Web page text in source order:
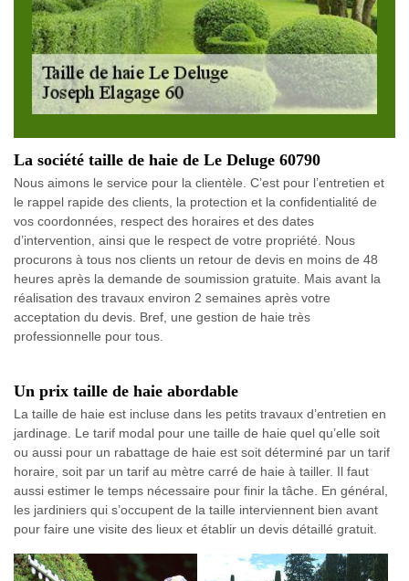
La société taille de haie de Le Deluge 60790
Nous aimons le service pour la clientèle. C’est pour l’entretien et
le rappel rapide des clients, la protection et la confidentialité de
vos coordonnées, respect des horaires et des dates
d’intervention, ainsi que le respect de votre propriété. Nous
procurons à tous nos clients un retour de devis en moins de 48
heures après la demande de soumission gratuite. Mais avant la
réalisation des travaux environ 2 semaines après votre
acceptation du devis. Bref, une gestion de haie très
professionnelle pour tous.
Un prix taille de haie abordable
La taille de haie est incluse dans les petits travaux d’entretien en
jardinage. Le tarif modal pour une taille de haie quel qu’elle soit
ou aussi pour un rabattage de haie est soit déterminé par un tarif
horaire, soit par un tarif au mètre carré de haie à tailler. Il faut
aussi estimer le temps nécessaire pour finir la tâche. En général,
les jardiniers qui s’occupent de la taille interviennent bien avant
pour faire une visite des lieux et établir un devis détaillé gratuit.